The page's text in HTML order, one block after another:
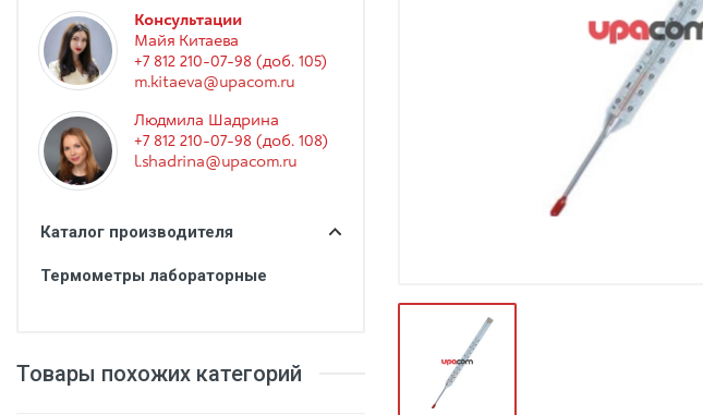
Эндоскопия
Функциональная диагностика
Урология
Дезинфекция и стерилизация
Вспомогательное оборудование
Консультации
Майя Китаева
+7 812 210-07-98 (доб. 105)
m.kitaeva@upacom.ru
Людмила Шадрина
+7 812 210-07-98 (доб. 108)
l.shadrina@upacom.ru
Каталог производителя
Термометры лабораторные
Товары похожих категорий